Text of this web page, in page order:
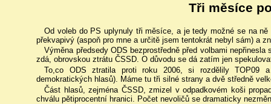
Tři měsíce
Od voleb do PS uplynuly tři měsíce, a je tedy možné se na
překvapivý (aspoň pro mne a určitě jsem tentokrát nebyl sám) a
Výměna předsedy ODS bezprostředně před volbami
zdá, obrovskou ztrátu ČSSD. O důvodu se dá zatím jen
To,co ODS ztratila proti roku 2006, si rozdělily TOP09
demokratických hlasů). Máme tu tři silné strany a dvě středně
Část hlasů, zejména ČSSD, zmizel v odpadkovém koši
chválu pětiprocentní hranici. Počet nevoličů se dramaticky